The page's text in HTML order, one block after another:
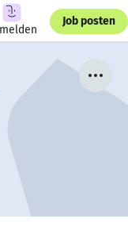
Job posten